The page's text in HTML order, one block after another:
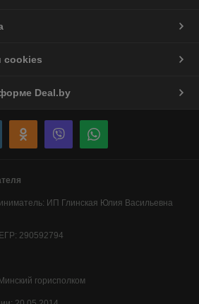
cookies
Deal.by
ИП Глинская Юлия Васильевна
290592794
горисполком